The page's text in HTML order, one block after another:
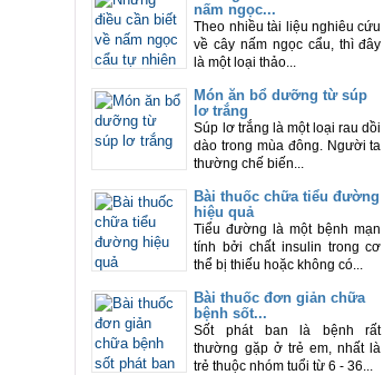
nấm ngọc...
Theo nhiều tài liệu nghiêu cứu
về cây nấm ngọc cẩu, thì đây
là một loại thảo...
Món ăn bổ dưỡng từ súp
lơ trắng
Súp lơ trắng là một loại rau dồi
dào trong mùa đông. Người ta
thường chế biến...
Bài thuốc chữa tiểu đường
hiệu quả
Tiểu đường là một bệnh mạn
tính bởi chất insulin trong cơ
thể bị thiếu hoặc không có...
Bài thuốc đơn giản chữa
bệnh sốt...
Sốt phát ban là bệnh rất
thường gặp ở trẻ em, nhất là
trẻ thuộc nhóm tuổi từ 6 - 36...